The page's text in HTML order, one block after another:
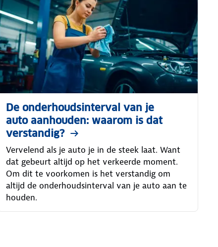
De onderhoudsinterval van je
auto aanhouden: waarom is dat
verstandig?
Vervelend als je auto je in de steek laat. Want
dat gebeurt altijd op het verkeerde moment.
Om dit te voorkomen is het verstandig om
altijd de onderhoudsinterval van je auto aan te
houden.